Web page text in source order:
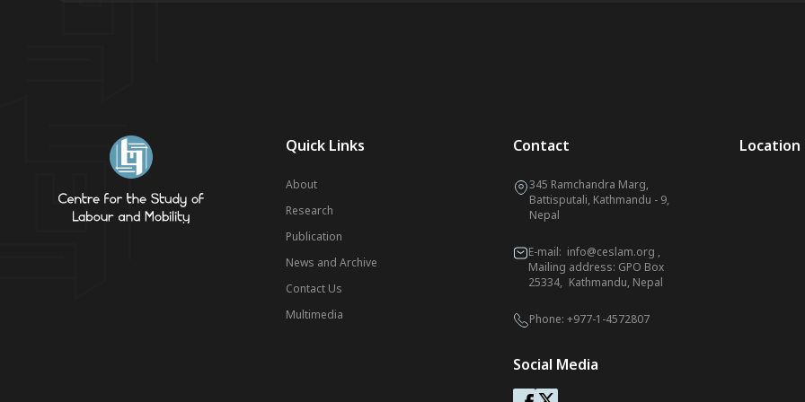
Quick Links
About
Research
Publication
News and Archive
Contact Us
Multimedia
Contact
345 Ramchandra Marg,
Battisputali, Kathmandu - 9,
Nepal
E-mail: info@ceslam.org ,
Mailing address: GPO Box
25334, Kathmandu, Nepal
Phone: +977-1-4572807
Social Media
Location